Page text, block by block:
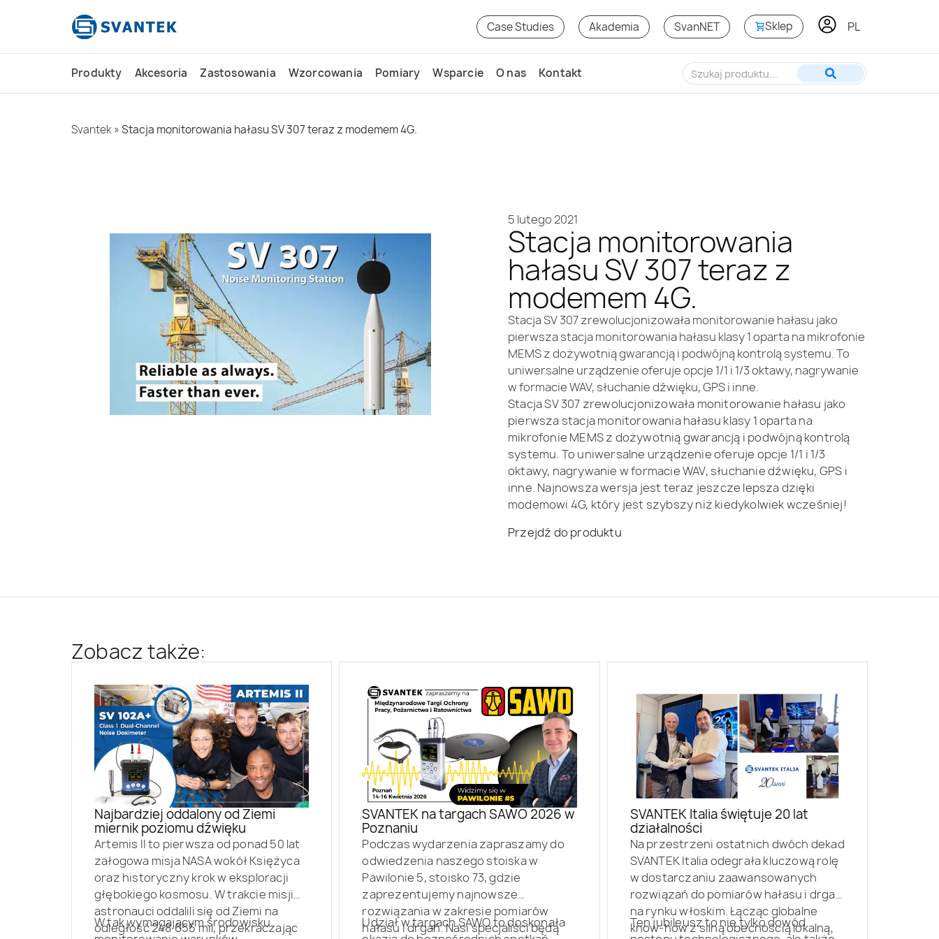
Case Studies Akademia SvanNET Sklep PL
EN
Produkty Akcesoria Zastosowania Wzorcowania Pomiary Wsparcie O nas Kontakt
Svantek»Stacja monitorowania hałasu SV 307 teraz z modemem 4G.
5 lutego 2021
Stacja monitorowania
hałasu SV 307 teraz z
modemem 4G.
Stacja SV 307 zrewolucjonizowała monitorowanie hałasu jako
pierwsza stacja monitorowania hałasu klasy 1 oparta na mikrofonie
MEMS z dożywotnią gwarancją i podwójną kontrolą systemu. To
uniwersalne urządzenie oferuje opcje 1/1 i 1/3 oktawy, nagrywanie
w formacie WAV, słuchanie dźwięku, GPS i inne.
Stacja SV 307 zrewolucjonizowała monitorowanie hałasu jako
pierwsza stacja monitorowania hałasu klasy 1 oparta na
mikrofonie MEMS z dożywotnią gwarancją i podwójną kontrolą
systemu. To uniwersalne urządzenie oferuje opcje 1/1 i 1/3
oktawy, nagrywanie w formacie WAV, słuchanie dźwięku, GPS i
inne. Najnowsza wersja jest teraz jeszcze lepsza dzięki
modemowi 4G, który jest szybszy niż kiedykolwiek wcześniej!
Przejdź do produktu
Zobacz także:
Najbardziej oddalony od Ziemi
miernik poziomu dźwięku
Artemis II to pierwsza od ponad 50 lat
załogowa misja NASA wokół Księżyca
oraz historyczny krok w eksploracji
głębokiego kosmosu. W trakcie misji
astronauci oddalili się od Ziemi na
odległość 248 655 mil, przekraczając
W tak wymagającym środowisku
SVANTEK na targach SAWO 2026 w
Poznaniu
Podczas wydarzenia zapraszamy do
odwiedzenia naszego stoiska w
Pawilonie 5, stoisko 73, gdzie
zaprezentujemy najnowsze
rozwiązania w zakresie pomiarów
hałasu i drgań. Nasi specjaliści będą
Udział w targach SAWO to doskonała
SVANTEK Italia świętuje 20 lat
działalności
Na przestrzeni ostatnich dwóch dekad
SVANTEK Italia odegrała kluczową rolę
w dostarczaniu zaawansowanych
rozwiązań do pomiarów hałasu i drgań
na rynku włoskim. Łącząc globalne
know-how z silną obecnością lokalną,
Ten jubileusz to nie tylko dowód